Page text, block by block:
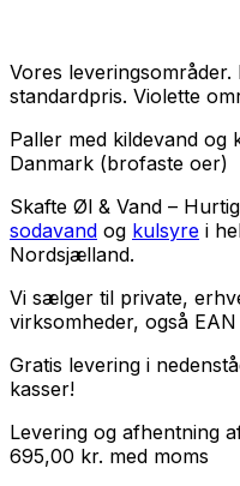
Vores
standardpris. Violette
Paller med kildevand og
Danmark (brofaste oer)
Skafte Øl & Vand –
sodavand og kulsyre i
Nordsjælland.
Vi sælger til private,
virksomheder, også EAN
Gratis levering i
kasser!
Levering og afhentning
695,00 kr. med moms